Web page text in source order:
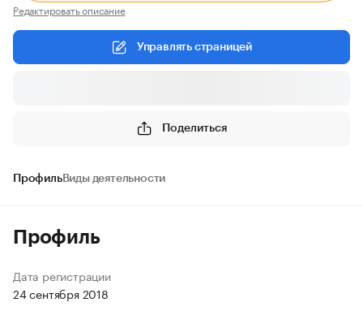
Редактировать описание
Управлять страницей
Поделиться
ПрофильВиды деятельности
Профиль
Дата регистрации
24 сентября 2018